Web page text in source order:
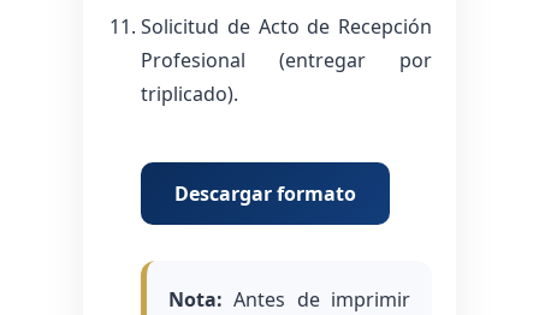
Solicitud de Acto de Recepción
Profesional (entregar por
triplicado).
Descargar formato
Nota: Antes de imprimir